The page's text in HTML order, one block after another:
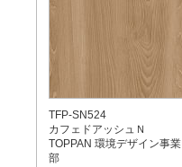
TFP-SN524
カフェドアッシュＮ
TOPPAN 環境デザイン事業
部